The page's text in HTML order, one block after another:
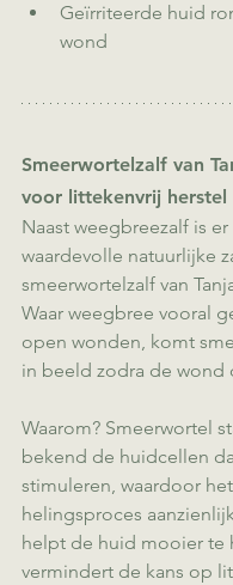
Geïrriteerde huid
wond
Smeerwortelzalf van
voor littekenvrij herstel
Naast weegbreezalf is
waardevolle natuurlijke
smeerwortelzalf van
Waar weegbree vooral
open wonden, komt
in beeld zodra de wond
Waarom? Smeerwortel
bekend de huidcellen
stimuleren, waardoor het
helingsproces
helpt de huid mooier te
vermindert de kans op